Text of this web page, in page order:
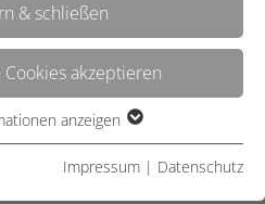
Was es Neues
& schließen
akzeptieren
für grundlegende Funktionen der
anzeigen
Impressum | Datenschutz